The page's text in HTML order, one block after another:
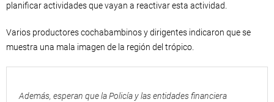
planificar actividades que vayan a reactivar esta actividad.
Varios productores cochabambinos y dirigentes indicaron que se
muestra una mala imagen de la región del trópico.
Además, esperan que la Policía y las entidades financiera